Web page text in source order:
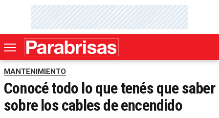
MANTENIMIENTO
Conocé todo lo que tenés que saber
sobre los cables de encendido